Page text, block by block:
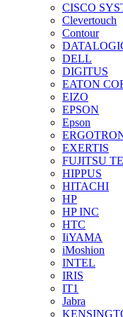
CISCO
Clevertouch
Contour
DELL
DIGITUS
EATON
EIZO
EPSON
Epson
EXERTIS
FUJITSU
HIPPUS
HITACHI
HP
HP INC
HTC
IiYAMA
iMoshion
INTEL
IRIS
IT1
Jabra